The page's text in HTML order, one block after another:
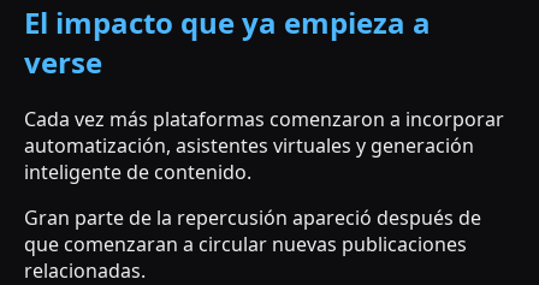
El impacto que ya empieza a
verse
Cada vez más plataformas comenzaron a incorporar
automatización, asistentes virtuales y generación
inteligente de contenido.
Gran parte de la repercusión apareció después de
que comenzaran a circular nuevas publicaciones
relacionadas.